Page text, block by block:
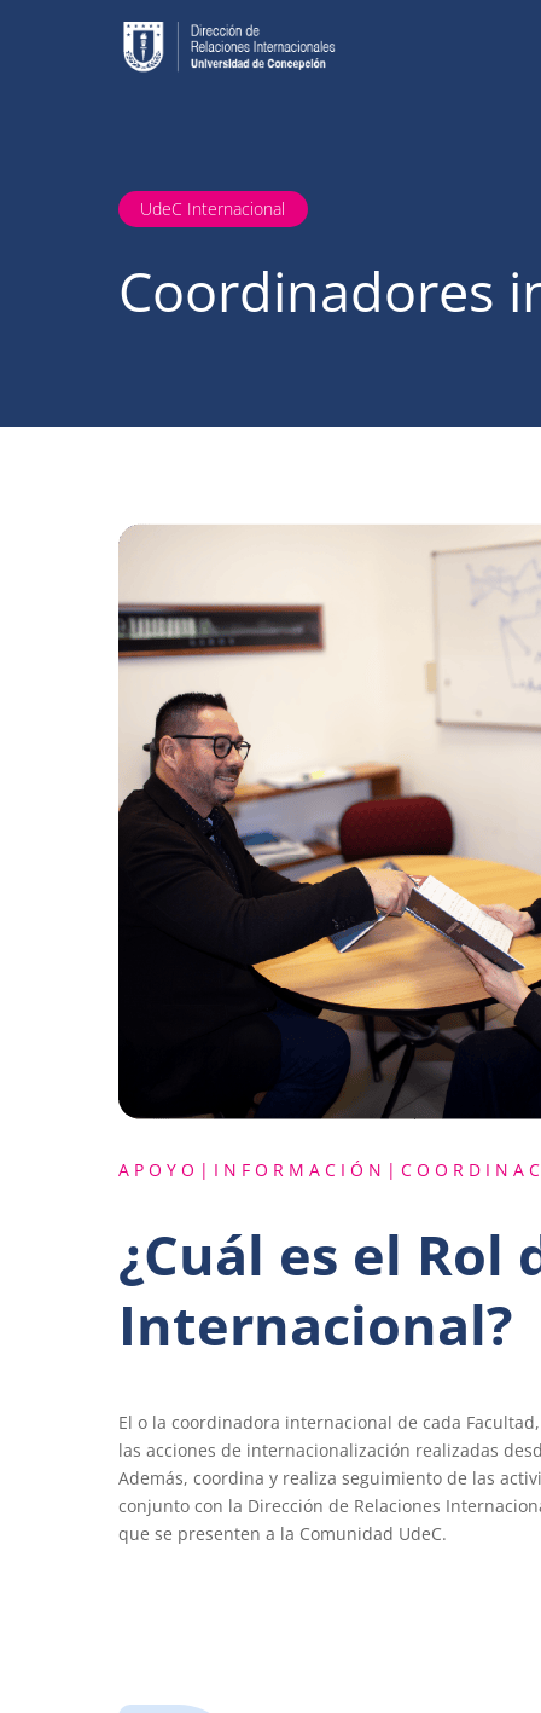
UdeC Internacional
Coordinadores
A P O Y O | I N F O R M A C I Ó N | C O O R D I N A
¿Cuál es el Rol
Internacional?
El o la coordinadora internacional de cada
las acciones de internacionalización realizadas
Además, coordina y realiza seguimiento de las
conjunto con la Dirección de Relaciones
que se presenten a la Comunidad UdeC.